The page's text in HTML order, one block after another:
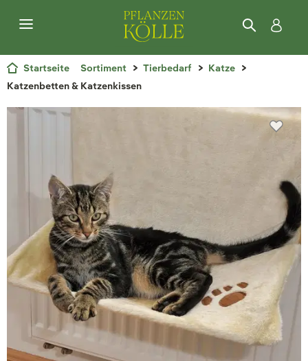
Startseite Sortiment Tierbedarf
Katze
Katzenbetten & Katzenkissen